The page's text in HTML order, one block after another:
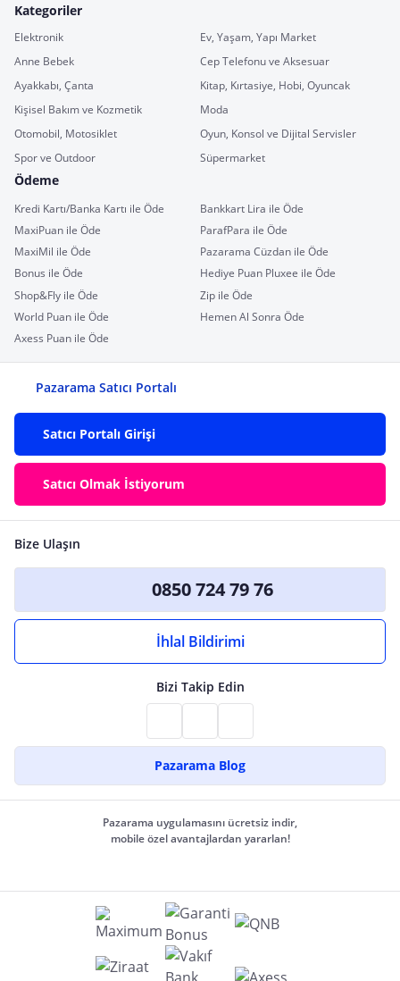
Kategoriler
Elektronik
Ev, Yaşam, Yapı Market
Anne Bebek
Cep Telefonu ve Aksesuar
Ayakkabı, Çanta
Kitap, Kırtasiye, Hobi, Oyuncak
Kişisel Bakım ve Kozmetik
Moda
Otomobil, Motosiklet
Oyun, Konsol ve Dijital Servisler
Spor ve Outdoor
Süpermarket
Ödeme
Kredi Kartı/Banka Kartı ile Öde
Bankkart Lira ile Öde
MaxiPuan ile Öde
ParafPara ile Öde
MaxiMil ile Öde
Pazarama Cüzdan ile Öde
Bonus ile Öde
Hediye Puan Pluxee ile Öde
Shop&Fly ile Öde
Zip ile Öde
World Puan ile Öde
Hemen Al Sonra Öde
Axess Puan ile Öde
Pazarama Satıcı Portalı
Satıcı Portalı Girişi
Satıcı Olmak İstiyorum
Bize Ulaşın
0850 724 79 76
İhlal Bildirimi
Bizi Takip Edin
Pazarama Blog
Pazarama uygulamasını ücretsiz indir,
mobile özel avantajlardan yararlan!